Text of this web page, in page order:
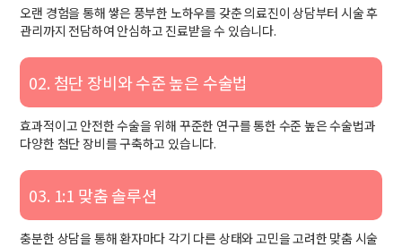
오랜 경험을 통해 쌓은 풍부한 노하우를 갖춘 의료진이 상담부터 시술 후
관리까지 전담하여 안심하고 진료받을 수 있습니다.
02. 첨단 장비와 수준 높은 수술법
효과적이고 안전한 수술을 위해 꾸준한 연구를 통한 수준 높은 수술법과
다양한 첨단 장비를 구축하고 있습니다.
03. 1:1 맞춤 솔루션
충분한 상담을 통해 환자마다 각기 다른 상태와 고민을 고려한 맞춤 시술